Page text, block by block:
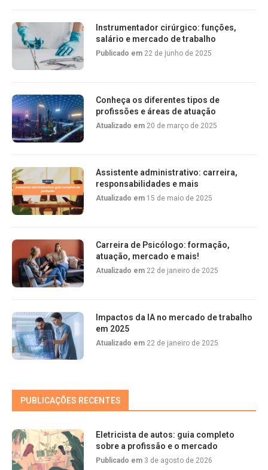
Instrumentador cirúrgico: funções,
salário e mercado de trabalho
Publicado em 22 de junho de 2025
Conheça os diferentes tipos de
profissões e áreas de atuação
Atualizado em 20 de março de 2025
Assistente administrativo: carreira,
responsabilidades e mais
Atualizado em 15 de maio de 2025
Carreira de Psicólogo: formação,
atuação, mercado e mais!
Atualizado em 22 de janeiro de 2025
Impactos da IA no mercado de trabalho
em 2025
Atualizado em 22 de janeiro de 2025
PUBLICAÇÕES RECENTES
Eletricista de autos: guia completo
sobre a profissão e o mercado
Publicado em 3 de agosto de 2026